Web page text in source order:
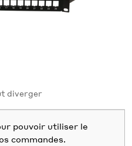
diverger
pouvoir utiliser le
commandes.